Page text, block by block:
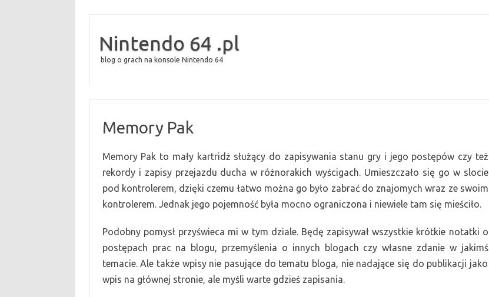
Nintendo 64 .pl
blog o grach na konsole Nintendo 64
Memory Pak
Memory Pak to mały kartridż służący do zapisywania stanu gry i jego postępów czy też
rekordy i zapisy przejazdu ducha w różnorakich wyścigach. Umieszczało się go w slocie
pod kontrolerem, dzięki czemu łatwo można go było zabrać do znajomych wraz ze swoim
kontrolerem. Jednak jego pojemność była mocno ograniczona i niewiele tam się mieściło.
Podobny pomysł przyświeca mi w tym dziale. Będę zapisywał wszystkie krótkie notatki o
postępach prac na blogu, przemyślenia o innych blogach czy własne zdanie w jakimś
temacie.Ale także wpisy nie pasujące do tematu bloga, nie nadające się do publikacji jako
wpis na głównej stronie, ale myśli warte gdzieś zapisania.